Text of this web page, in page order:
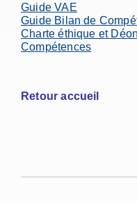
Guide VAE
Guide Bilan de
Charte éthique et
Compétences
Retour accueil